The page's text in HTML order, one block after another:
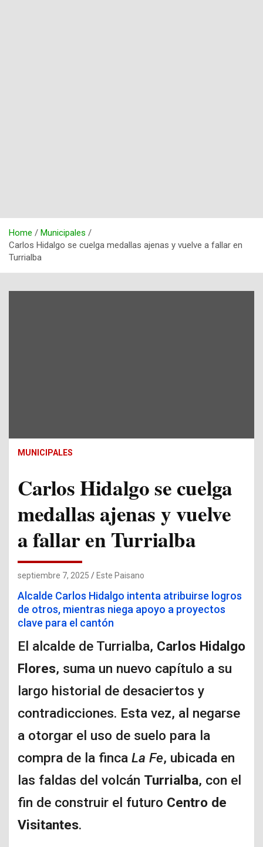
Home
Municipales
Carlos Hidalgo se cuelga medallas ajenas y vuelve a fallar en
Turrialba
MUNICIPALES
Carlos Hidalgo se cuelga
medallas ajenas y vuelve
a fallar en Turrialba
septiembre 7, 2025 Este Paisano
Alcalde Carlos Hidalgo intenta atribuirse logros
de otros, mientras niega apoyo a proyectos
clave para el cantón
El alcalde de Turrialba, Carlos Hidalgo
Flores, suma un nuevo capítulo a su
largo historial de desaciertos y
contradicciones. Esta vez, al negarse
a otorgar el uso de suelo para la
compra de la finca La Fe, ubicada en
las faldas del volcán Turrialba, con el
fin de construir el futuro Centro de
Visitantes.